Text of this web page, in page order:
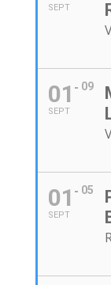
SEPT
01
SEPT
09
01
SEPT
05